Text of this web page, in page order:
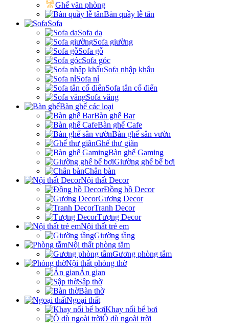
Ghế văn phòng
Bàn quầy lễ tân
Sofa
Sofa da
Sofa giường
Sofa gỗ
Sofa góc
Sofa nhập khẩu
Sofa nỉ
Sofa tân cổ điển
Sofa văng
Bàn ghế các loại
Bàn ghế Bar
Bàn ghế Cafe
Bàn ghế sân vườn
Ghế thư giãn
Bàn ghế Gaming
Giường ghế bể bơi
Chân bàn
Nội thất Decor
Đồng hồ Decor
Gương Decor
Tranh Decor
Tượng Decor
Nội thất trẻ em
Giường tầng
Nội thất phòng tắm
Gương phòng tắm
Nội thất phòng thờ
Án gian
Sập thờ
Bàn thờ
Ngoại thất
Khay nổi bể bơi
Ô dù ngoài trời